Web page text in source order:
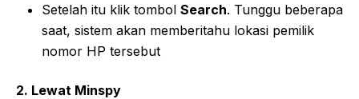
Setelah itu klik tombol Search. Tunggu beberapa
saat, sistem akan memberitahu lokasi pemilik
nomor HP tersebut
2. Lewat Minspy